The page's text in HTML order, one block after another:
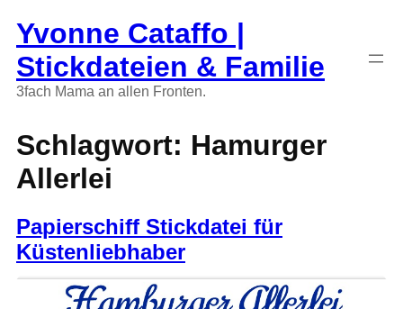
Inhalt
springen
Yvonne Cataffo |
Stickdateien & Familie
3fach Mama an allen Fronten.
Schlagwort: Hamurger
Allerlei
Papierschiff Stickdatei für
Küstenliebhaber